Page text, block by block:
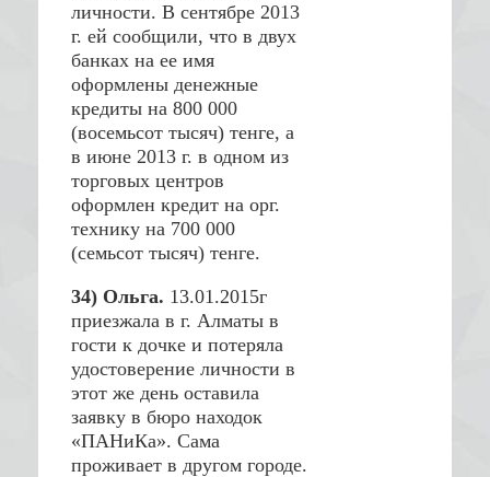
личности. В сентябре 2013
г. ей сообщили, что в двух
банках на ее имя
оформлены денежные
кредиты на 800 000
(восемьсот тысяч) тенге, а
в июне 2013 г. в одном из
торговых центров
оформлен кредит на орг.
технику на 700 000
(семьсот тысяч) тенге.
34) Ольга. 13.01.2015г
приезжала в г. Алматы в
гости к дочке и потеряла
удостоверение личности в
этот же день оставила
заявку в бюро находок
«ПАНиКа». Сама
проживает в другом городе.